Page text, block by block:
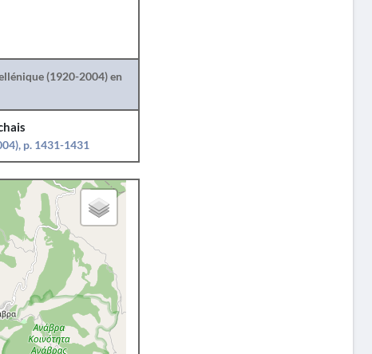
(1920-2004) en
p. 1431-1431